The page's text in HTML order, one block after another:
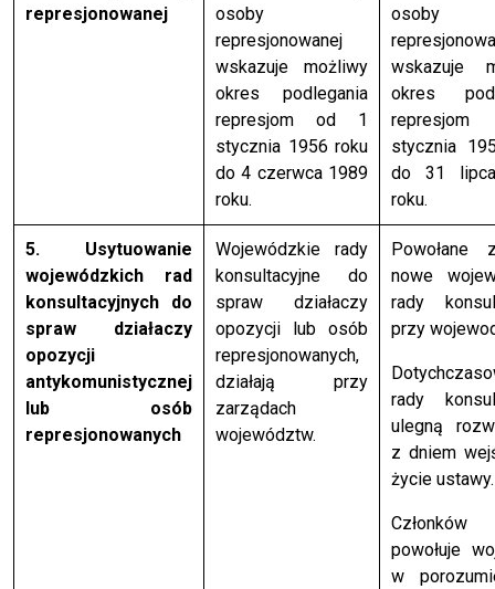
represjonowanej
osoby
represjonowanej
wskazuje możliwy
okres podlegania
represjom od 1
stycznia 1956 roku
do 4 czerwca 1989
roku.
osoby
wskazuje
okres
stycznia
do 31
roku.
5. Usytuowanie
wojewódzkich rad
konsultacyjnych do
spraw działaczy
opozycji
antykomunistycznej
lub osób
represjonowanych
Wojewódzkie rady
konsultacyjne do
spraw działaczy
opozycji lub osób
represjonowanych,
działają przy
zarządach
województw.
Powołane
nowe
rady
przy
rady
ulegną
z dniem
życie ustawy.
powołuje
w